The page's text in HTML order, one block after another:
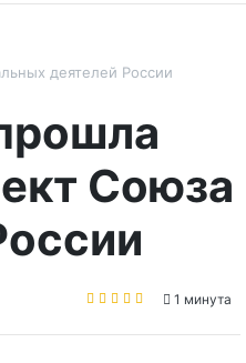
деятелей России
Союза
1 минута